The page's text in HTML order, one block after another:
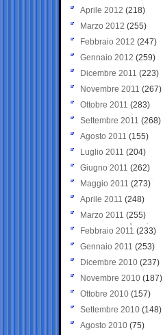
Aprile 2012 (218)
Marzo 2012 (255)
Febbraio 2012 (247)
Gennaio 2012 (259)
Dicembre 2011 (223)
Novembre 2011 (267)
Ottobre 2011 (283)
Settembre 2011 (268)
Agosto 2011 (155)
Luglio 2011 (204)
Giugno 2011 (262)
Maggio 2011 (273)
Aprile 2011 (248)
Marzo 2011 (255)
Febbraio 2011 (233)
Gennaio 2011 (253)
Dicembre 2010 (237)
Novembre 2010 (187)
Ottobre 2010 (157)
Settembre 2010 (148)
Agosto 2010 (75)